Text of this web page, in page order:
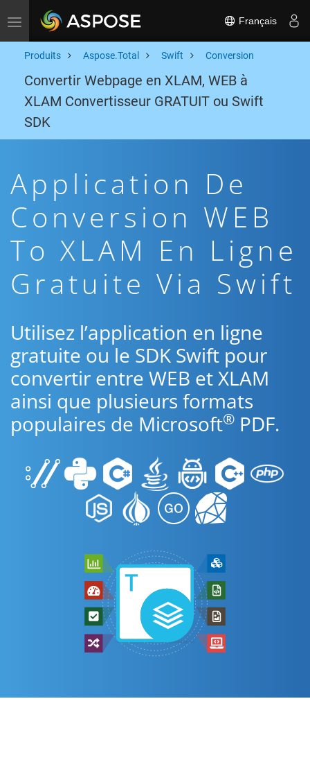
Toggle navigation Français
Produits Aspose.Total Swift Conversion
Convertir Webpage en XLAM, WEB à
XLAM Convertisseur GRATUIT ou Swift
SDK
Application De
Conversion WEB
To XLAM En Ligne
Gratuite Via Swift
Utilisez l’application en ligne
gratuite ou le SDK Swift pour
convertir entre WEB et XLAM
ainsi que plusieurs formats
populaires de Microsoft® PDF.